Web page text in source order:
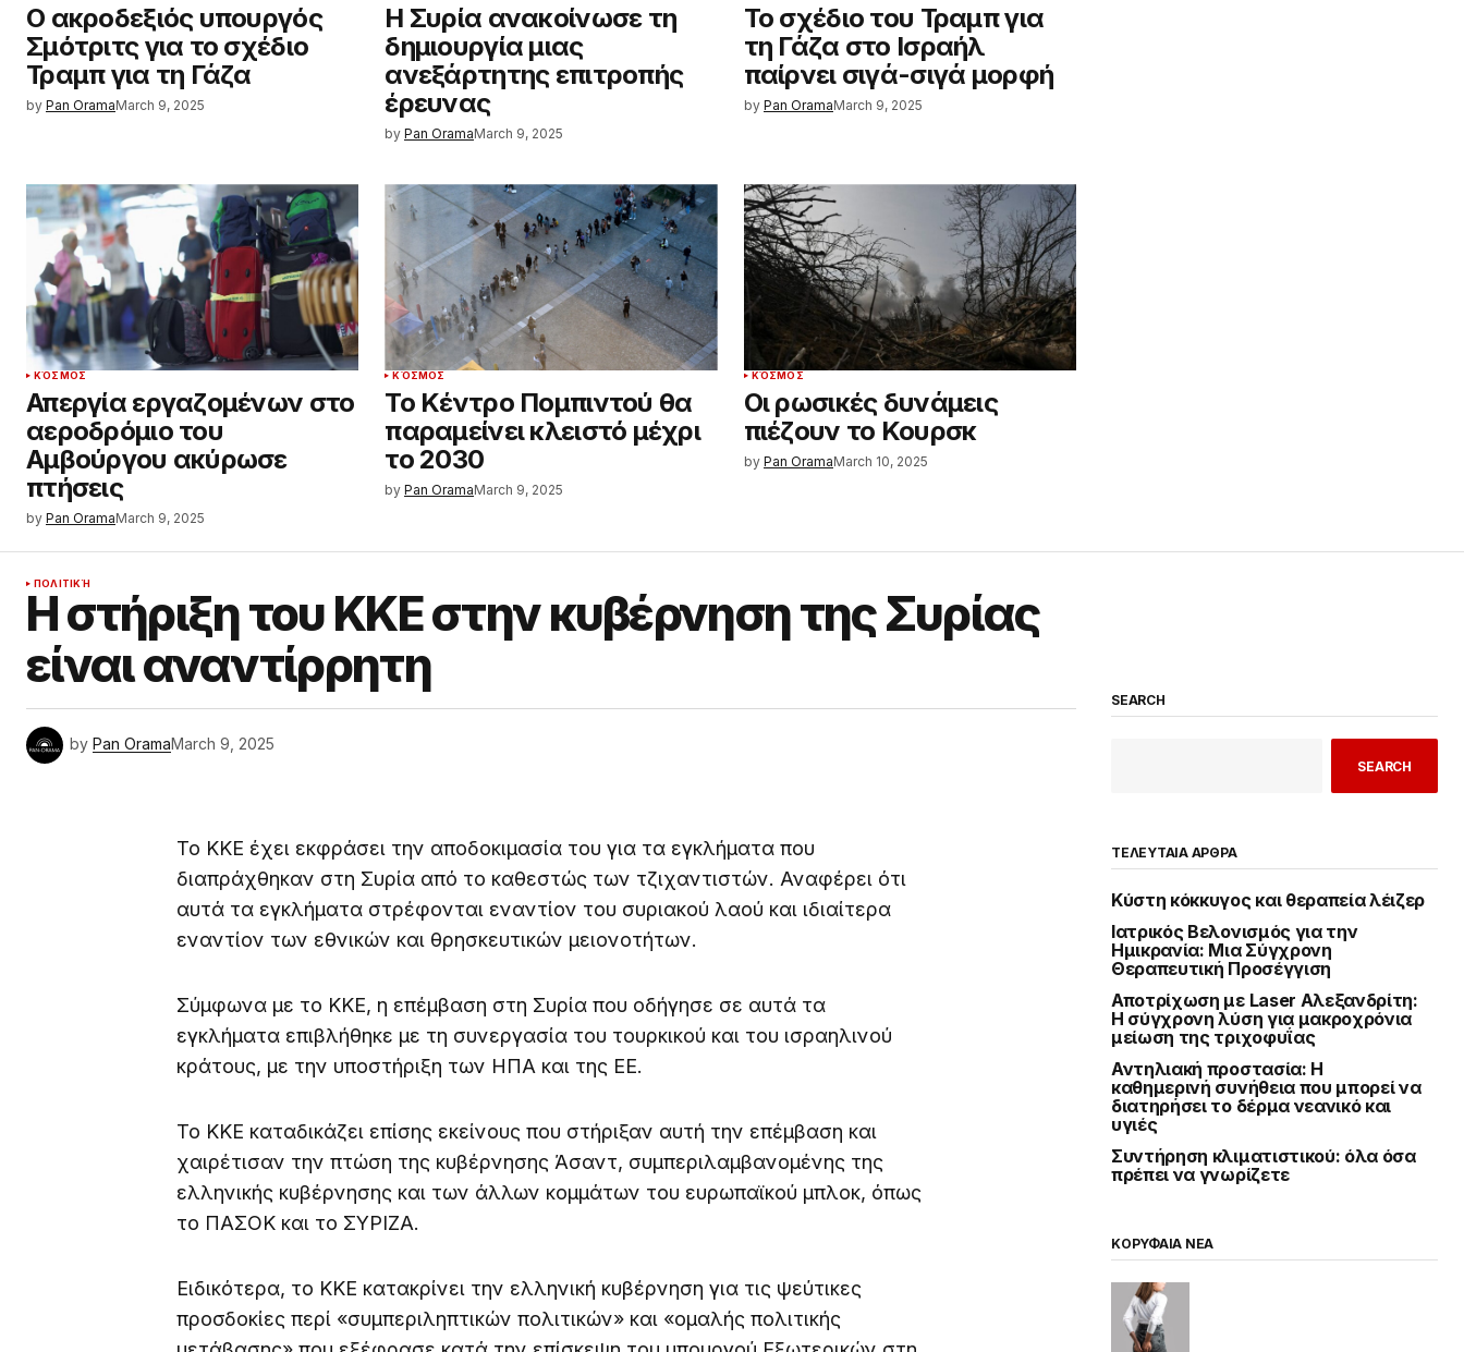
Ο ακροδεξιός υπουργός
Σμότριτς για το σχέδιο
Τραμπ για τη Γάζα
by Pan OramaMarch 9, 2025
Η Συρία ανακοίνωσε τη
δημιουργία μιας
ανεξάρτητης επιτροπής
έρευνας
by Pan OramaMarch 9, 2025
Το σχέδιο του Τραμπ για
τη Γάζα στο Ισραήλ
παίρνει σιγά-σιγά μορφή
by Pan OramaMarch 9, 2025
ΚΌΣΜΟΣ
Απεργία εργαζομένων στο
αεροδρόμιο του
Αμβούργου ακύρωσε
πτήσεις
by Pan OramaMarch 9, 2025
ΚΌΣΜΟΣ
Το Κέντρο Πομπιντού θα
παραμείνει κλειστό μέχρι
το 2030
by Pan OramaMarch 9, 2025
ΚΌΣΜΟΣ
Οι ρωσικές δυνάμεις
πιέζουν το Κουρσκ
by Pan OramaMarch 10, 2025
ΠΟΛΙΤΙΚΉ
Η στήριξη του ΚΚΕ στην κυβέρνηση της Συρίας
είναι αναντίρρητη
by Pan OramaMarch 9, 2025
Το ΚΚΕ έχει εκφράσει την αποδοκιμασία του για τα εγκλήματα που
διαπράχθηκαν στη Συρία από το καθεστώς των τζιχαντιστών. Αναφέρει ότι
αυτά τα εγκλήματα στρέφονται εναντίον του συριακού λαού και ιδιαίτερα
εναντίον των εθνικών και θρησκευτικών μειονοτήτων.
Σύμφωνα με το ΚΚΕ, η επέμβαση στη Συρία που οδήγησε σε αυτά τα
εγκλήματα επιβλήθηκε με τη συνεργασία του τουρκικού και του ισραηλινού
κράτους, με την υποστήριξη των ΗΠΑ και της ΕΕ.
Το ΚΚΕ καταδικάζει επίσης εκείνους που στήριξαν αυτή την επέμβαση και
χαιρέτισαν την πτώση της κυβέρνησης Άσαντ, συμπεριλαμβανομένης της
ελληνικής κυβέρνησης και των άλλων κομμάτων του ευρωπαϊκού μπλοκ, όπως
το ΠΑΣΟΚ και το ΣΥΡΙΖΑ.
Ειδικότερα, το ΚΚΕ κατακρίνει την ελληνική κυβέρνηση για τις ψεύτικες
προσδοκίες περί «συμπεριληπτικών πολιτικών» και «ομαλής πολιτικής
SEARCH
SEARCH
ΤΕΛΕΥΤΑΙΑ ΑΡΘΡΑ
Κύστη κόκκυγος και θεραπεία λέιζερ
Ιατρικός Βελονισμός για την
Ημικρανία: Μια Σύγχρονη
Θεραπευτική Προσέγγιση
Αποτρίχωση με Laser Αλεξανδρίτη:
Η σύγχρονη λύση για μακροχρόνια
μείωση της τριχοφυΐας
Αντηλιακή προστασία: Η
καθημερινή συνήθεια που μπορεί να
διατηρήσει το δέρμα νεανικό και
υγιές
Συντήρηση κλιματιστικού: όλα όσα
πρέπει να γνωρίζετε
ΚΟΡΥΦΑΙΑ ΝΕΑ